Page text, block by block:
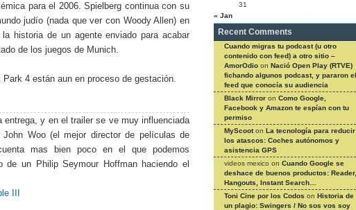
para el 2006. Spielberg continua con su
judío (nada que ver con Woody Allen) en
historia de un agente enviado para acabar
de los juegos de Munich.
4 están aun en proceso de gestación.
entrega, y en el trailer se ve muy influenciada
Woo (el mejor director de películas de
mas bien poco en el que podemos
de un Philip Seymour Hoffman haciendo el
III
31
« Jan
Recent Comments
Cuando migras tu podcast (u otro
contenido con feed) a otro sitio –
AmorOdio on Nació Open Play (RTVE)
fichando algunos podcast, y pararon el
feed que conocía su audiencia
Black Mirror on Como Google,
Facebook y Amazon te espían con tu
permiso
MyScooton La tecnología para reducir
los atascos: Coches autónomos y
asistencia GPS
videos mexico on Cuando Google se
deshace de buenos productos: Reader,
Hangouts, Instant Search…
Toni Cine por los Codos on Historia de
un plagio: Swingers / No sos vos soy